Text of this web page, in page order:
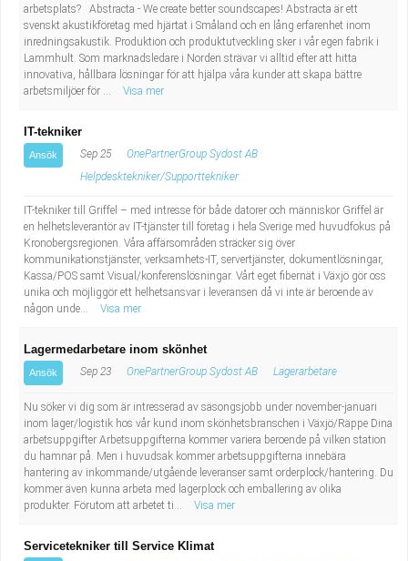
arbetsplats? Abstracta - We create better soundscapes! Abstracta är ett
svenskt akustikföretag med hjärtat i Småland och en lång erfarenhet inom
inredningsakustik. Produktion och produktutveckling sker i vår egen fabrik i
Lammhult. Som marknadsledare i Norden strävar vi alltid efter att hitta
innovativa, hållbara lösningar för att hjälpa våra kunder att skapa bättre
arbetsmiljöer för ...
Visa mer
IT-tekniker
Ansök Sep 25
OnePartnerGroup Sydost AB
Helpdesktekniker/Supporttekniker
IT-tekniker till Griffel – med intresse för både datorer och människor Griffel är
en helhetsleverantör av IT-tjänster till företag i hela Sverige med huvudfokus på
Kronobergsregionen. Våra affärsområden sträcker sig över
kommunikationstjänster, verksamhets-IT, servertjänster, dokumentlösningar,
Kassa/POS samt Visual/konferenslösningar. Vårt eget fibernät i Växjö gör oss
unika och möjliggör ett helhetsansvar i leveransen då vi inte är beroende av
någon unde...
Visa mer
Lagermedarbetare inom skönhet
Ansök Sep 23 OnePartnerGroup Sydost AB Lagerarbetare
Nu söker vi dig som är intresserad av säsongsjobb under november-januari
inom lager/logistik hos vår kund inom skönhetsbranschen i Växjö/Räppe Dina
arbetsuppgifter Arbetsuppgifterna kommer variera beroende på vilken station
du hamnar på. Men i huvudsak kommer arbetsuppgifterna innebära
hantering av inkommande/utgående leveranser samt orderplock/hantering. Du
kommer även kunna arbeta med lagerplock och emballering av olika
produkter. Förutom att arbetet ti...
Visa mer
Servicetekniker till Service Klimat